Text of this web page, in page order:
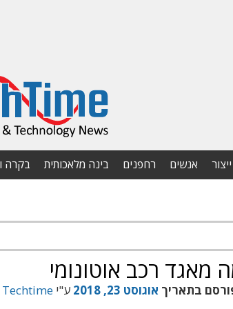
ייצור אנשים רחפנים בינה מלאכותית בקרה
רכב אוטונומי
בתאריך אוגוסט 23, 2018 ע"י Techtime